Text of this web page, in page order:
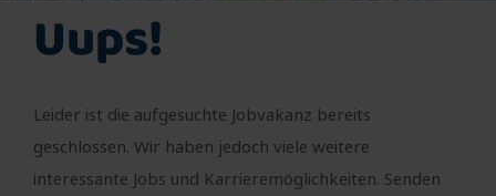
Uups!
Leider ist die aufgesuchte Jobvakanz bereits
geschlossen. Wir haben jedoch viele weitere
interessante Jobs und Karrieremöglichkeiten. Senden